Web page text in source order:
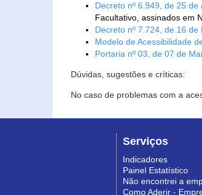
Decreto nº 6.949, de 25 de
Facultativo, assinados em
Decreto nº 7.724, de 16 de
Modelo de Acessibilidade
Portaria nº 03, de 07 de
Dúvidas, sugestões e críticas:
No caso de problemas com a
Serviços
Indicadores
Painel Estatístico
Não encontrei a
Como Aderir -